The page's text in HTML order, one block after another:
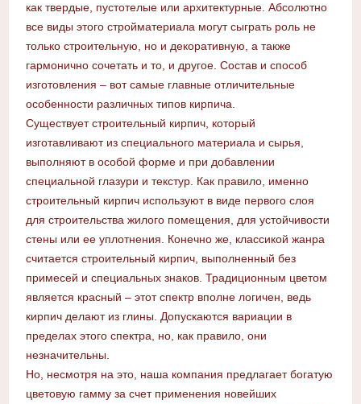
как твердые, пустотелые или архитектурные. Абсолютно
все виды этого стройматериала могут сыграть роль не
только строительную, но и декоративную, а также
гармонично сочетать и то, и другое. Состав и способ
изготовления – вот самые главные отличительные
особенности различных типов кирпича.
Существует строительный кирпич, который
изготавливают из специального материала и сырья,
выполняют в особой форме и при добавлении
специальной глазури и текстур. Как правило, именно
строительный кирпич используют в виде первого слоя
для строительства жилого помещения, для устойчивости
стены или ее уплотнения. Конечно же, классикой жанра
считается строительный кирпич, выполненный без
примесей и специальных знаков. Традиционным цветом
является красный – этот спектр вполне логичен, ведь
кирпич делают из глины. Допускаются вариации в
пределах этого спектра, но, как правило, они
незначительны.
Но, несмотря на это, наша компания предлагает богатую
цветовую гамму за счет применения новейших